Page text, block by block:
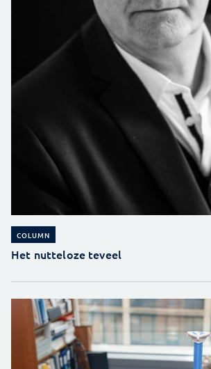
COLUMN
Het nutteloze teveel